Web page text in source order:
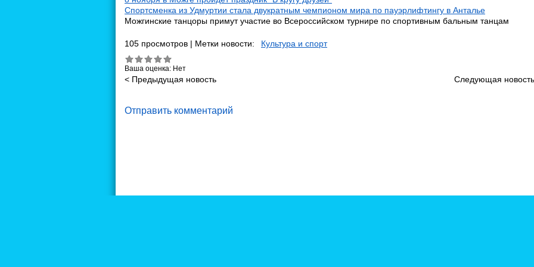
Спортсменка из Удмуртии стала двукратным чемпионом мира по пауэрлифтингу в Анталье
Можгинские танцоры примут участие во Всероссийском турнире по спортивным бальным танцам
105 просмотров | Метки новости: Культура и спорт
Ваша оценка: Нет
< Предыдущая новость Следующая
Отправить комментарий